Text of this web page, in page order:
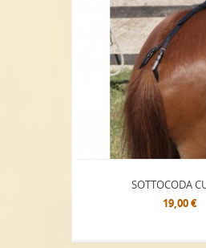
SOTTOCODA
19,00 €